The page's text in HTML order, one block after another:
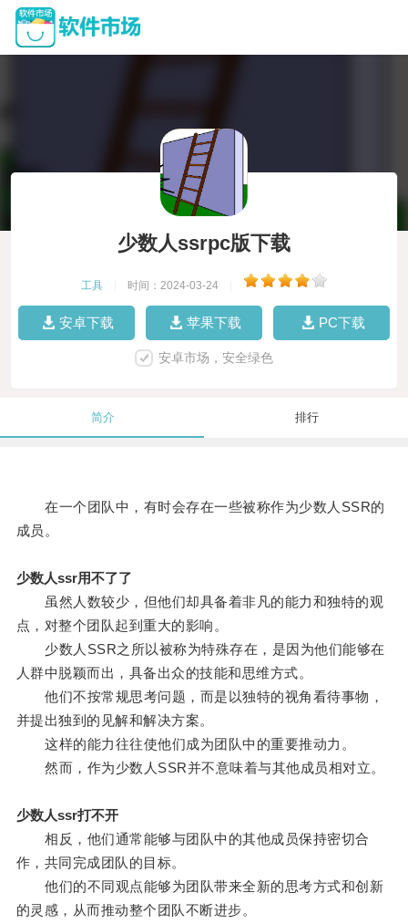
少数人ssrpc版下载
工具 时间：2024-03-24
安卓下载 苹果下载 PC下载
安卓市场，安全绿色
简介 排行
在一个团队中，有时会存在一些被称作为少数人SSR的
成员。
少数人ssr用不了了
虽然人数较少，但他们却具备着非凡的能力和独特的观
点，对整个团队起到重大的影响。
少数人SSR之所以被称为特殊存在，是因为他们能够在
人群中脱颖而出，具备出众的技能和思维方式。
他们不按常规思考问题，而是以独特的视角看待事物，
并提出独到的见解和解决方案。
这样的能力往往使他们成为团队中的重要推动力。
然而，作为少数人SSR并不意味着与其他成员相对立。
少数人ssr打不开
相反，他们通常能够与团队中的其他成员保持密切合
作，共同完成团队的目标。
他们的不同观点能够为团队带来全新的思考方式和创新
的灵感，从而推动整个团队不断进步。